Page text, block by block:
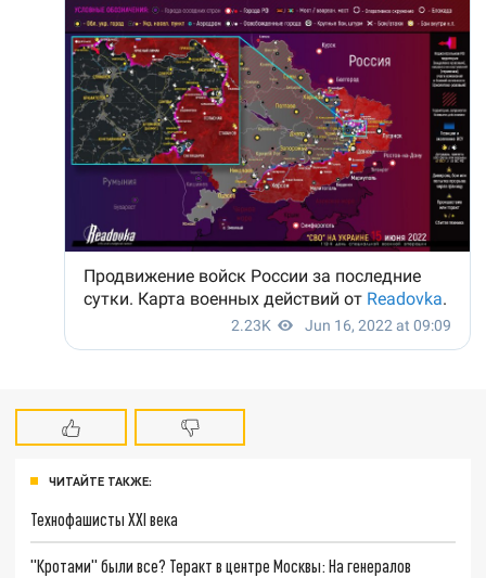
ЧИТАЙТЕ ТАКЖЕ:
Технофашисты XXI века
"Кротами" были все? Теракт в центре Москвы: На генералов